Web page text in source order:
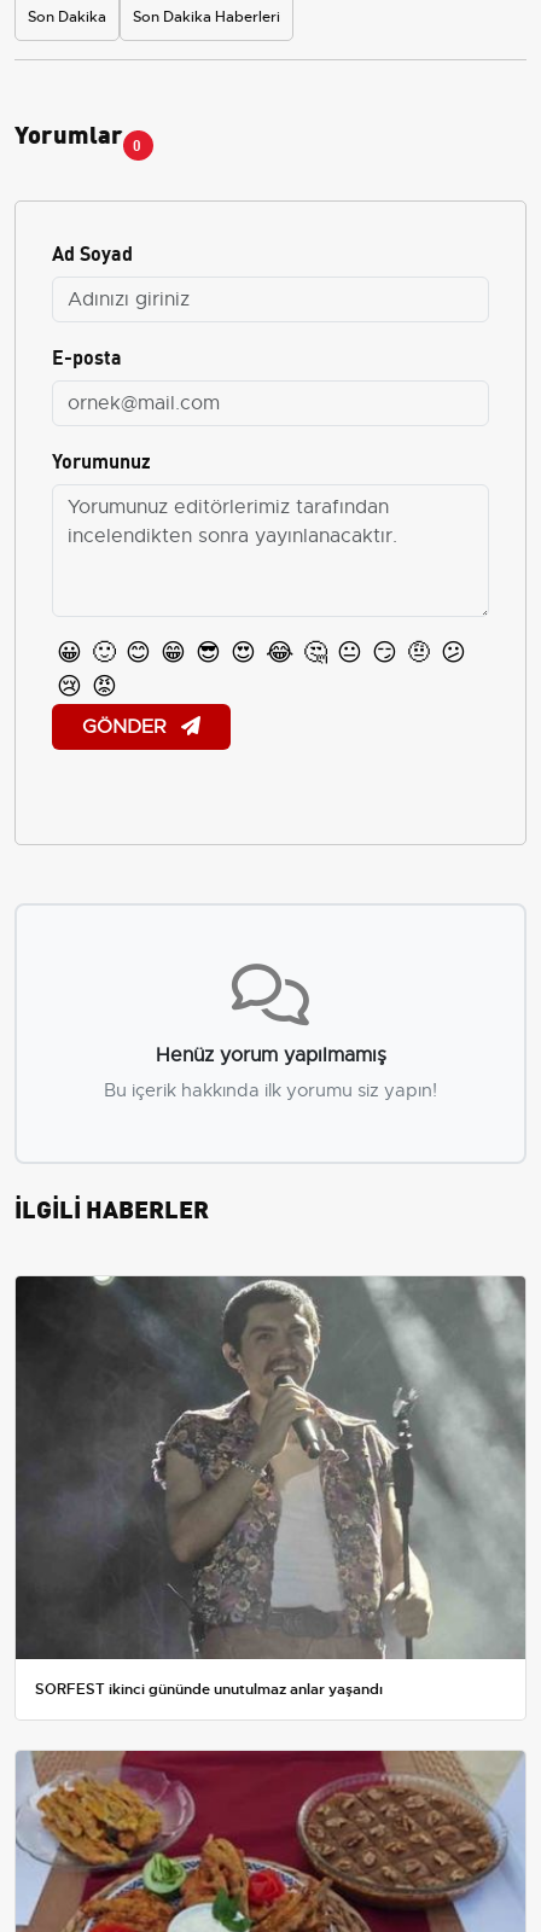
Son Dakika Son Dakika Haberleri
Yorumlar 0
Ad Soyad
E-posta
Yorumunuz
😀 🙂 😊 😁 😎 😍 😂 🤔 😐 😏 🤨 😕
😢 😡
GÖNDER
Henüz yorum yapılmamış
Bu içerik hakkında ilk yorumu siz yapın!
İLGİLİ HABERLER
SORFEST ikinci gününde unutulmaz anlar yaşandı